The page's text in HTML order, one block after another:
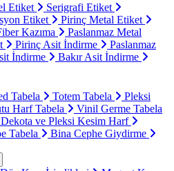
Etiket
Serigrafi Etiket
Etiket
Pirinç Metal Etiket
Kazıma
Paslanmaz Metal
Pirinç Asit İndirme
Paslanmaz
İndirme
Bakır Asit İndirme
Tabela Totem Tabela
Pleksi
Harf Tabela
Vinil Germe Tabela
Dekota ve Pleksi Kesim Harf
Tabela
Bina Cephe Giydirme